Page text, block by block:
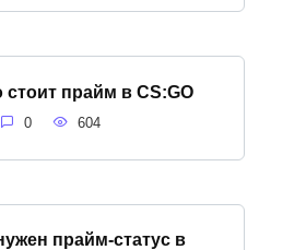
стоит прайм в CS:GO
0 604
прайм-статус в